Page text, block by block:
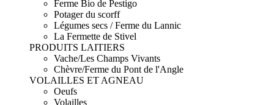
Ferme Bio de Pestigo
Potager du scorff
Légumes secs / Ferme du Lannic
La Fermette de Stivel
PRODUITS LAITIERS
Vache/Les Champs Vivants
Chèvre/Ferme du Pont de l'Angle
VOLAILLES ET AGNEAU
Oeufs
Volailles